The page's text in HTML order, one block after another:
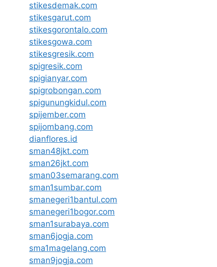
stikesdemak.com
stikesgarut.com
stikesgorontalo.com
stikesgowa.com
stikesgresik.com
spigresik.com
spigianyar.com
spigrobongan.com
spigunungkidul.com
spijember.com
spijombang.com
dianflores.id
sman48jkt.com
sman26jkt.com
sman03semarang.com
sman1sumbar.com
smanegeri1bantul.com
smanegeri1bogor.com
sman1surabaya.com
sman6jogja.com
sma1magelang.com
sman9jogja.com